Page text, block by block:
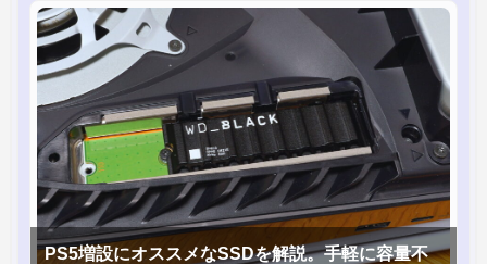
PS5増設にオススメなSSDを解説。手軽に容量不